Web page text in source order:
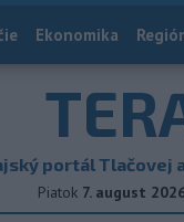
Ekonomika
portál Tlačovej
Piatok 7. august